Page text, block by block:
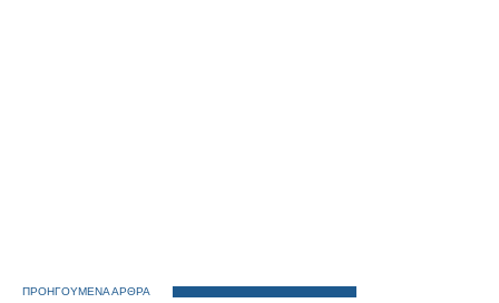
ΠΡΟΗΓΟΥΜΕΝΑ ΑΡΘΡΑ